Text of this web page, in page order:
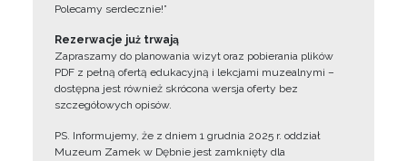
Polecamy serdecznie!”
Rezerwacje już trwają
Zapraszamy do planowania wizyt oraz pobierania plików
PDF z pełną ofertą edukacyjną i lekcjami muzealnymi –
dostępna jest również skrócona wersja oferty bez
szczegółowych opisów.
PS. Informujemy, że z dniem 1 grudnia 2025 r. oddział
Muzeum Zamek w Dębnie jest zamknięty dla